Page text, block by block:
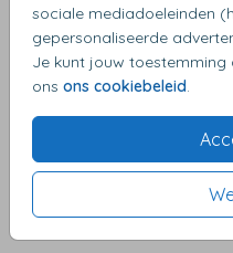
sociale mediadoeleinden
gepersonaliseerde
Je kunt jouw
ons ons cookiebeleid
4,17 van